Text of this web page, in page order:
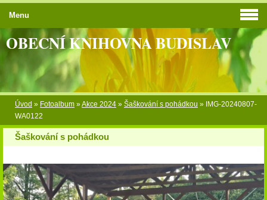
OBECNÍ KNIHOVNA BUDISLAV
Úvod » Fotoalbum »Akce 2024 » Šaškování s pohádkou »
IMG-20240807-
WA0122
Šaškování s pohádkou
Menu